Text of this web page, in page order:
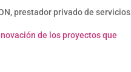
prestador privado de servicios
de los proyectos que